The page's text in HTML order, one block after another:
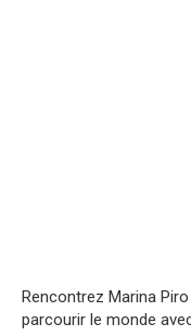
Rencontrez Marina
parcourir le monde